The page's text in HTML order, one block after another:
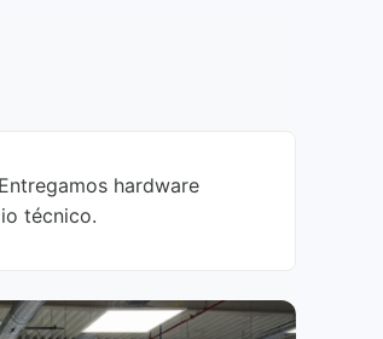
hardware
técnico.